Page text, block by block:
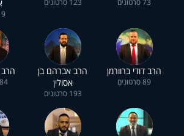
73 סרטונים 123 סרטונים
9 סרטונים
הרב דודי ברוורמן
89 סרטונים
הרב אברהם בן
אסולין
193 סרטונים
הרב
84 סרטונים